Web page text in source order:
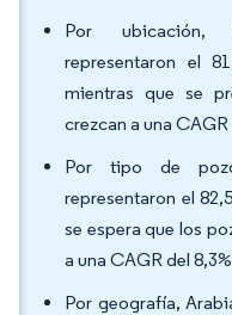
Por ubicación,
representaron el
mientras que se
crezcan a una
Por tipo de
representaron el
se espera que los
a una CAGR del
Por geografía,